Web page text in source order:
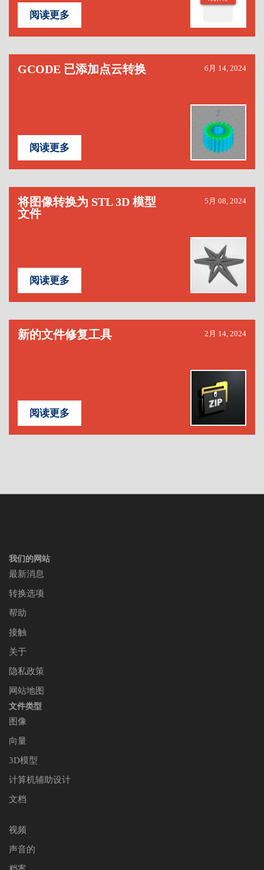
阅读更多
GCODE 已添加点云转换 6月 14, 2024
阅读更多
将图像转换为 STL 3D 模型
文件
5月 08, 2024
阅读更多
新的文件修复工具 2月 14, 2024
阅读更多
我们的网站
最新消息
转换选项
帮助
接触
关于
隐私政策
网站地图
文件类型
图像
向量
3D模型
计算机辅助设计
文档
视频
声音的